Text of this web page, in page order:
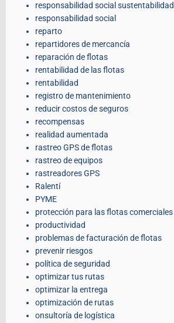
responsabilidad social sustentabilidad
responsabilidad social
reparto
repartidores de mercancía
reparación de flotas
rentabilidad de las flotas
rentabilidad
registro de mantenimiento
reducir costos de seguros
recompensas
realidad aumentada
rastreo GPS de flotas
rastreo de equipos
rastreadores GPS
Ralentí
PYME
protección para las flotas comerciales
productividad
problemas de facturación de flotas
prevenir riesgos
política de seguridad
optimizar tus rutas
optimizar la entrega
optimización de rutas
onsultoría de logística